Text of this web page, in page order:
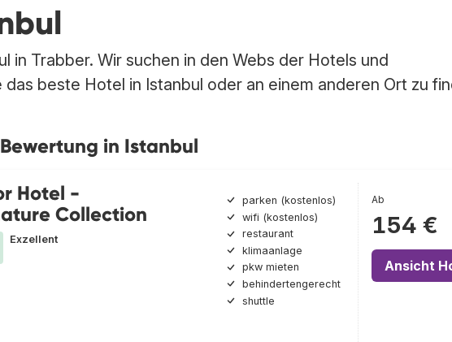
in Trabber. Wir suchen in den Webs der Hotels und
das beste Hotel in Istanbul oder an einem anderen Ort zu
in Istanbul
Hotel -
Collection
Exzellent
parken (kostenlos)
wifi (kostenlos)
restaurant
klimaanlage
pkw mieten
behindertengerecht
shuttle
Ab
154 €
Ansicht